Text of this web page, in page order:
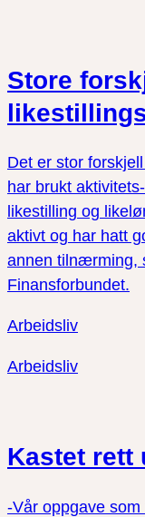
Store
Det er stor
har brukt
likestilling og
aktivt og har hatt
annen tilnærming,
Finansforbundet.
Arbeidsliv
Arbeidsliv
Kastet rett
-Vår oppgave